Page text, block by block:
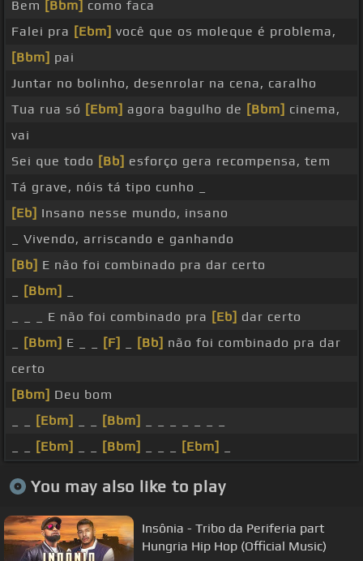
Bem [Bbm] como faca
Falei pra [Ebm] você que os moleque é problema,
[Bbm] pai
Juntar no bolinho, desenrolar na cena, caralho
Tua rua só [Ebm] agora bagulho de [Bbm] cinema,
vai
Sei que todo [Bb] esforço gera recompensa, tem
Tá grave, nóis tá tipo cunho _
[Eb] Insano nesse mundo, insano
_ Vivendo, arriscando e ganhando
[Bb] E não foi combinado pra dar certo
[Bbm]
_ _ _ E não foi combinado pra [Eb] dar certo
[Bbm] E _ _ [F] [Bb] não foi combinado pra dar
certo
[Bbm] Deu bom
[Ebm] [Bbm]
[Ebm] [Bbm] [Ebm]
You may also like to play
Insônia - Tribo da Periferia part
Hungria Hip Hop (Official Music)